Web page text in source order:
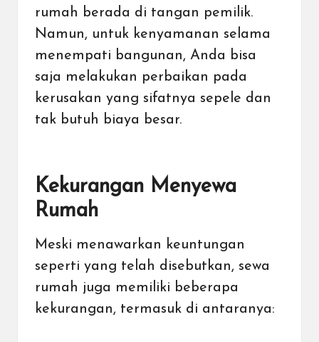
rumah berada di tangan pemilik.
Namun, untuk kenyamanan selama
menempati bangunan, Anda bisa
saja melakukan perbaikan pada
kerusakan yang sifatnya sepele dan
tak butuh biaya besar.
Kekurangan Menyewa
Rumah
Meski menawarkan keuntungan
seperti yang telah disebutkan, sewa
rumah juga memiliki beberapa
kekurangan, termasuk di antaranya: